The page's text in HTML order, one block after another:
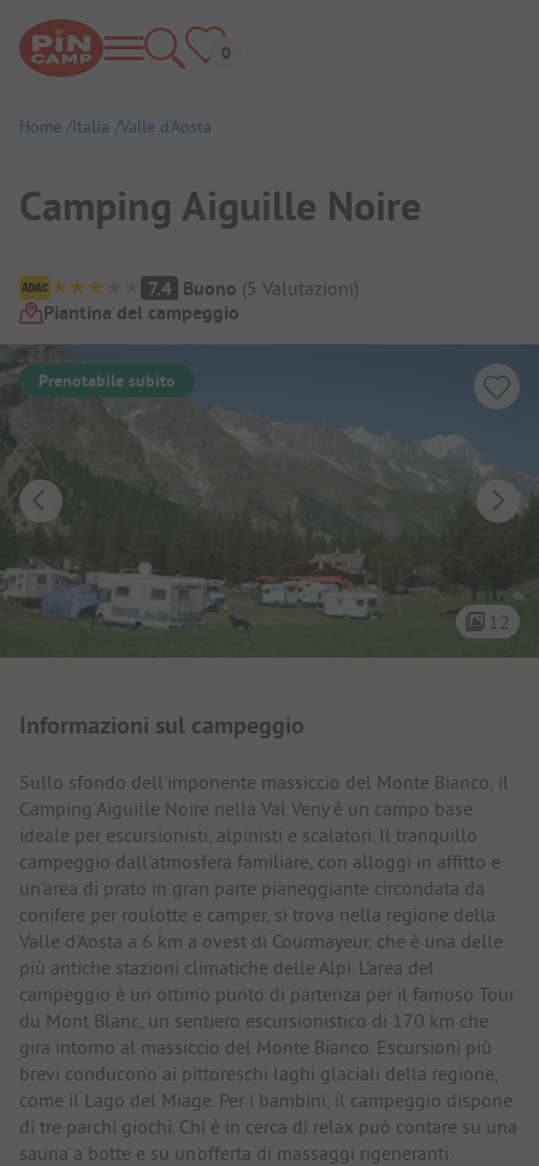
Home Italia Valle d'Aosta
Camping Aiguille Noire
Panoramica del campeggio
7.4 Buono (5 Valutazioni)
Piantina del campeggio
Prenotabile subito
12
Informazioni sul campeggio
Sullo sfondo dell'imponente massiccio del Monte Bianco, il
Camping Aiguille Noire nella Val Veny è un campo base
ideale per escursionisti, alpinisti e scalatori. Il tranquillo
campeggio dall'atmosfera familiare, con alloggi in affitto e
un'area di prato in gran parte pianeggiante circondata da
conifere per roulotte e camper, si trova nella regione della
Valle d'Aosta a 6 km a ovest di Courmayeur, che è una delle
più antiche stazioni climatiche delle Alpi. L'area del
campeggio è un ottimo punto di partenza per il famoso Tour
du Mont Blanc, un sentiero escursionistico di 170 km che
gira intorno al massiccio del Monte Bianco. Escursioni più
brevi conducono ai pittoreschi laghi glaciali della regione,
come il Lago del Miage. Per i bambini, il campeggio dispone
di tre parchi giochi. Chi è in cerca di relax può contare su una
sauna a botte e su un'offerta di massaggi rigeneranti.